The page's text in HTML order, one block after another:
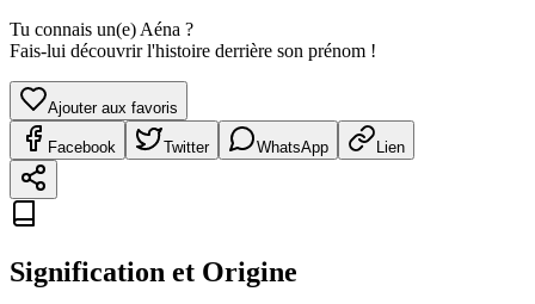
Tu connais un(e) Aéna ?
Fais-lui découvrir l'histoire derrière son prénom !
Ajouter aux favoris
Facebook Twitter WhatsApp Lien
Signification et Origine